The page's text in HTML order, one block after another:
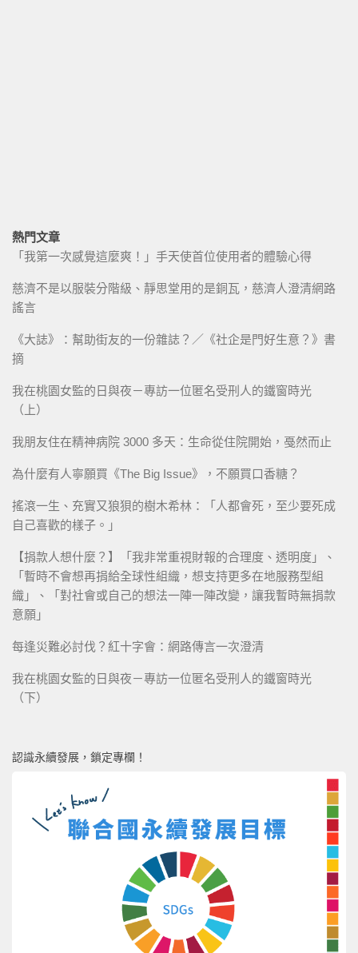
熱門文章
「我第一次感覺這麼爽！」手天使首位使用者的體驗心得
慈濟不是以服裝分階級、靜思堂用的是銅瓦，慈濟人澄清網路
謠言
《大誌》：幫助街友的一份雜誌？／《社企是門好生意？》書
摘
我在桃園女監的日與夜－專訪一位匿名受刑人的鐵窗時光
（上）
我朋友住在精神病院 3000 多天：生命從住院開始，戞然而止
為什麼有人寧願買《The Big Issue》，不願買口香糖？
搖滾一生、充實又狼狽的樹木希林：「人都會死，至少要死成
自己喜歡的樣子。」
【捐款人想什麼？】「我非常重視財報的合理度、透明度」、
「暫時不會想再捐給全球性組織，想支持更多在地服務型組
織」、「對社會或自己的想法一陣一陣改變，讓我暫時無捐款
意願」
每逢災難必討伐？紅十字會：網路傳言一次澄清
我在桃園女監的日與夜－專訪一位匿名受刑人的鐵窗時光
（下）
認識永續發展，鎖定專欄！